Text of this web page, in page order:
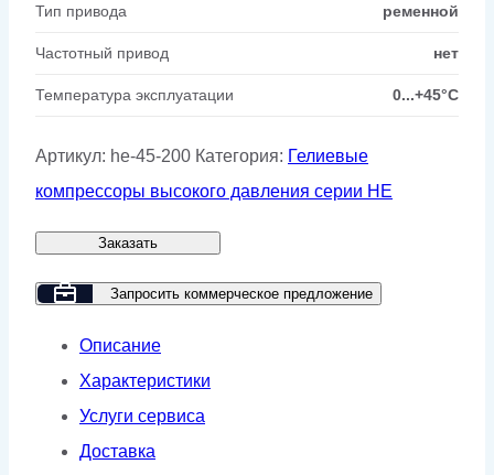
Тип привода ременной
Частотный привод нет
Температура эксплуатации 0...+45°C
Артикул: he-45-200 Категория: Гелиевые
компрессоры высокого давления серии HE
Заказать
Запросить коммерческое предложение
Описание
Характеристики
Услуги сервиса
Доставка